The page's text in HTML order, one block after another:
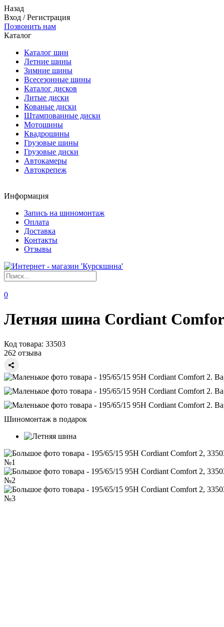
Назад
Вход /Регистрация
Позвонить нам
Каталог
Каталог шин
Летние шины
Зимние шины
Всесезонные шины
Каталог дисков
Литые диски
Кованые диски
Штампованные диски
Мотошины
Квадрошины
Грузовые шины
Грузовые диски
Автокамеры
Автокрепеж
Информация
Запись на шиномонтаж
Оплата
Доставка
Контакты
Отзывы
0
Летняя шина Cordiant
Код товара: 33503
262 отзыва
Шиномонтаж в подарок